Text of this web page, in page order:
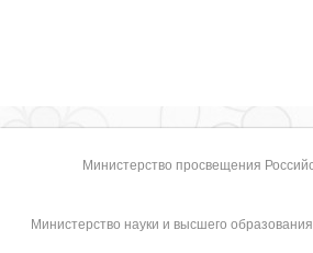
Министерство просвещения
Министерство науки и высшего